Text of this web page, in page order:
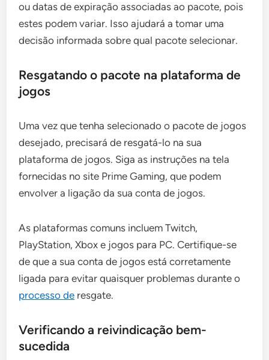
ou datas de expiração associadas ao pacote, pois
estes podem variar. Isso ajudará a tomar uma
decisão informada sobre qual pacote selecionar.
Resgatando o pacote na plataforma de
jogos
Uma vez que tenha selecionado o pacote de jogos
desejado, precisará de resgatá-lo na sua
plataforma de jogos. Siga as instruções na tela
fornecidas no site Prime Gaming, que podem
envolver a ligação da sua conta de jogos.
As plataformas comuns incluem Twitch,
PlayStation, Xbox e jogos para PC. Certifique-se
de que a sua conta de jogos está corretamente
ligada para evitar quaisquer problemas durante o
processo de resgate.
Verificando a reivindicação bem-
sucedida